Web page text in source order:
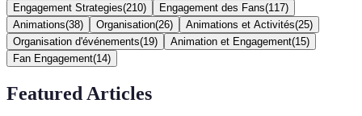
Engagement Strategies(210) Engagement des Fans(117)
Animations(38) Organisation(26) Animations et Activités(25)
Organisation d'événements(19) Animation et Engagement(15)
Fan Engagement(14)
Featured Articles